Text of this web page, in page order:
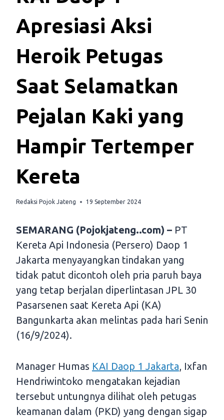
Apresiasi Aksi
Heroik Petugas
Saat Selamatkan
Pejalan Kaki yang
Hampir Tertemper
Kereta
Redaksi Pojok Jateng 19 September 2024
SEMARANG (Pojokjateng..com) – PT
Kereta Api Indonesia (Persero) Daop 1
Jakarta menyayangkan tindakan yang
tidak patut dicontoh oleh pria paruh baya
yang tetap berjalan diperlintasan JPL 30
Pasarsenen saat Kereta Api (KA)
Bangunkarta akan melintas pada hari Senin
(16/9/2024).
Manager Humas KAI Daop 1 Jakarta, Ixfan
Hendriwintoko mengatakan kejadian
tersebut untungnya dilihat oleh petugas
keamanan dalam (PKD) yang dengan sigap